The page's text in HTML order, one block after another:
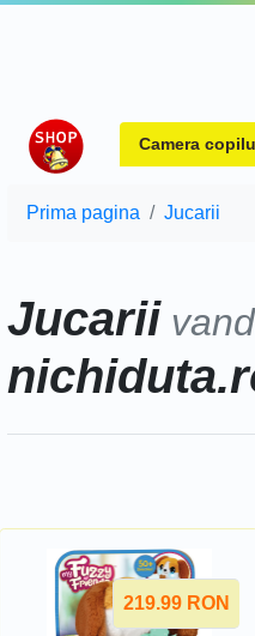
Camera
Prima pagina Jucarii
Jucarii
219.99 RON